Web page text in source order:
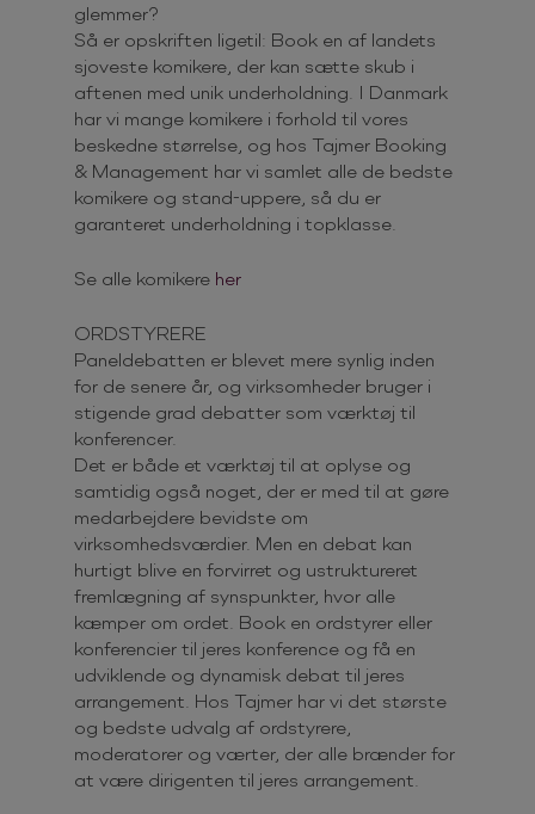
glemmer?
Så er opskriften ligetil: Book en af landets
sjoveste komikere, der kan sætte skub i
aftenen med unik underholdning. I Danmark
har vi mange komikere i forhold til vores
beskedne størrelse, og hos Tajmer Booking
& Management har vi samlet alle de bedste
komikere og stand-uppere, så du er
garanteret underholdning i topklasse.
Se alle komikere her
ORDSTYRERE
Paneldebatten er blevet mere synlig inden
for de senere år, og virksomheder bruger i
stigende grad debatter som værktøj til
konferencer.
Det er både et værktøj til at oplyse og
samtidig også noget, der er med til at gøre
medarbejdere bevidste om
virksomhedsværdier. Men en debat kan
hurtigt blive en forvirret og ustruktureret
fremlægning af synspunkter, hvor alle
kæmper om ordet. Book en ordstyrer eller
konferencier til jeres konference og få en
udviklende og dynamisk debat til jeres
arrangement. Hos Tajmer har vi det største
og bedste udvalg af ordstyrere,
moderatorer og værter, der alle brænder for
at være dirigenten til jeres arrangement.